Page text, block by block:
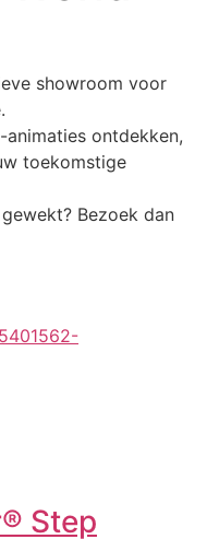
showroom voor
ontdekken,
toekomstige
Bezoek dan
Step